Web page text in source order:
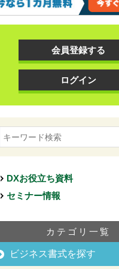
会員登録する
ログイン
DXお役立ち資料
セミナー情報
カテゴリ一覧
ビジネス書式を探す